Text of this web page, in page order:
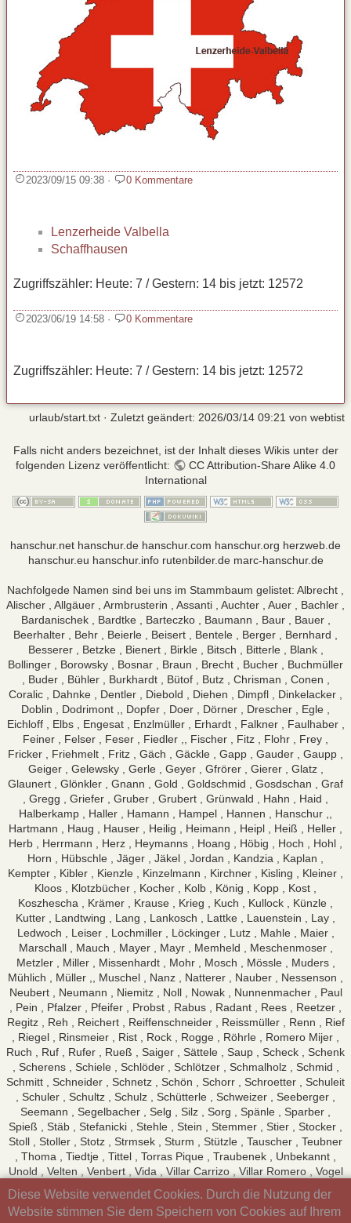
2023/09/15 09:38 · 0 Kommentare
Lenzerheide Valbella
Schaffhausen
Zugriffszähler: Heute: 7 / Gestern: 14 bis jetzt: 12572
2023/06/19 14:58 · 0 Kommentare
Zugriffszähler: Heute: 7 / Gestern: 14 bis jetzt: 12572
Diese Website verwendet Cookies. Durch die Nutzung der
Website stimmen Sie dem Speichern von Cookies auf Ihrem
urlaub/start.txt · Zuletzt geändert: 2026/03/14 09:21 von webtist
Falls nicht anders bezeichnet, ist der Inhalt dieses Wikis unter der
folgenden Lizenz veröffentlicht:
CC Attribution-Share Alike 4.0
International
hanschur.net hanschur.de hanschur.com hanschur.org herzweb.de
hanschur.eu hanschur.info rutenbilder.de marc-hanschur.de
Nachfolgede Namen sind bei uns im Stammbaum gelistet: Albrecht ,
Alischer , Allgäuer , Armbrusterin , Assanti , Auchter , Auer , Bachler ,
Bardanischek , Bardtke , Barteczko , Baumann , Baur , Bauer ,
Beerhalter , Behr , Beierle , Beisert , Bentele , Berger , Bernhard ,
Besserer , Betzke , Bienert , Birkle , Bitsch , Bitterle , Blank ,
Bollinger , Borowsky , Bosnar , Braun , Brecht , Bucher , Buchmüller
, Buder , Bühler , Burkhardt , Bütof , Butz , Chrisman , Conen ,
Coralic , Dahnke , Dentler , Diebold , Diehen , Dimpfl , Dinkelacker ,
Doblin , Dodrimont ,, Dopfer , Doer , Dörner , Drescher , Egle ,
Eichloff , Elbs , Engesat , Enzlmüller , Erhardt , Falkner , Faulhaber ,
Feiner , Felser , Feser , Fiedler ,, Fischer , Fitz , Flohr , Frey ,
Fricker , Friehmelt , Fritz , Gäch , Gäckle , Gapp , Gauder , Gaupp ,
Geiger , Gelewsky , Gerle , Geyer , Gfrörer , Gierer , Glatz ,
Glaunert , Glönkler , Gnann , Gold , Goldschmid , Gosdschan , Graf
, Gregg , Griefer , Gruber , Grubert , Grünwald , Hahn , Haid ,
Halberkamp , Haller , Hamann , Hampel , Hannen , Hanschur ,,
Hartmann , Haug , Hauser , Heilig , Heimann , Heipl , Heiß , Heller ,
Herb , Herrmann , Herz , Heymanns , Hoang , Höbig , Hoch , Hohl ,
Horn , Hübschle , Jäger , Jäkel , Jordan , Kandzia , Kaplan ,
Kempter , Kibler , Kienzle , Kinzelmann , Kirchner , Kisling , Kleiner ,
Kloos , Klotzbücher , Kocher , Kolb , König , Kopp , Kost ,
Koszhescha , Krämer , Krause , Krieg , Kuch , Kullock , Künzle ,
Kutter , Landtwing , Lang , Lankosch , Lattke , Lauenstein , Lay ,
Ledwoch , Leiser , Lochmiller , Löckinger , Lutz , Mahle , Maier ,
Marschall , Mauch , Mayer , Mayr , Memheld , Meschenmoser ,
Metzler , Miller , Missenhardt , Mohr , Mosch , Mössle , Muders ,
Mühlich , Müller ,, Muschel , Nanz , Natterer , Nauber , Nessenson ,
Neubert , Neumann , Niemitz , Noll , Nowak , Nunnenmacher , Paul
, Pein , Pfalzer , Pfeifer , Probst , Rabus , Radant , Rees , Reetzer ,
Regitz , Reh , Reichert , Reiffenschneider , Reissmüller , Renn , Rief
, Riegel , Rinsmeier , Rist , Rock , Rogge , Röhrle , Romero Mijer ,
Ruch , Ruf , Rufer , Rueß , Saiger , Sättele , Saup , Scheck , Schenk
, Scherens , Schiele , Schlöder , Schlötzer , Schmalholz , Schmid ,
Schmitt , Schneider , Schnetz , Schön , Schorr , Schroetter , Schuleit
, Schuler , Schultz , Schulz , Schütterle , Schweizer , Seeberger ,
Seemann , Segelbacher , Selg , Silz , Sorg , Spänle , Sparber ,
Spieß , Stäb , Stefanicki , Stehle , Stein , Stemmer , Stier , Stocker ,
Stoll , Stoller , Stotz , Strmsek , Sturm , Stützle , Tauscher , Teubner
, Thoma , Tiedtje , Tittel , Torras Pique , Traubenek , Unbekannt ,
Unold , Velten , Venbert , Vida , Villar Carrizo , Villar Romero , Vogel
Walser , Walther , Walton , Weber , Wedelstein , Wegner ,
Weidelener , Weiler , Weißenbach , Wenn , Wilhelm , Wineberger ,